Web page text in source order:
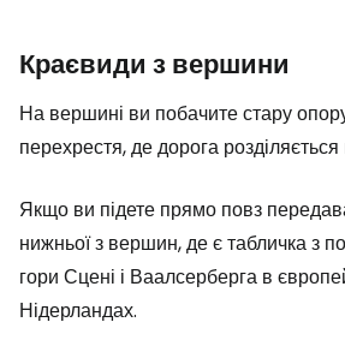
Краєвиди з вершини
На вершині ви побачите стару
перехрестя, де дорога розділяється
Якщо ви підете прямо повз
нижньої з вершин, де є табличка з
гори Сцені і Ваалсерберга в
Нідерландах.